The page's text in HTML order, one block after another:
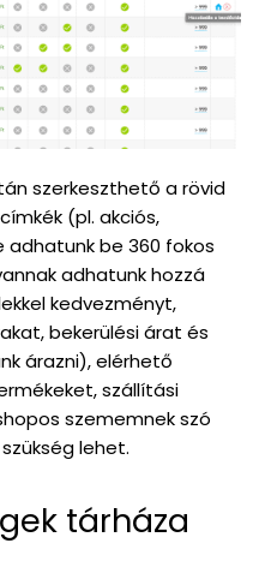
szerkeszthető a rövid
(pl. akciós,
adhatunk be 360 fokos
adhatunk hozzá
kedvezményt,
bekerülési árat és
árazni), elérhető
szállítási
szememnek szó
lehet.
tárháza